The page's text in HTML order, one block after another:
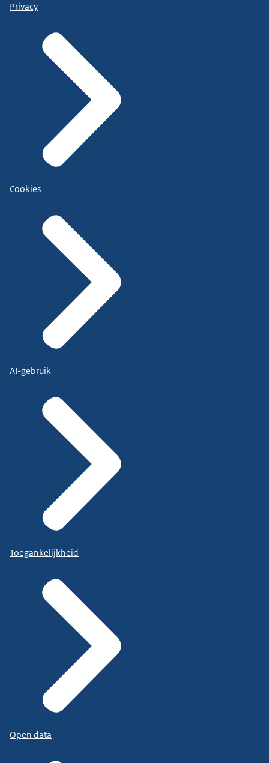
Privacy
Cookies
AI-gebruik
Toegankelijkheid
Open data